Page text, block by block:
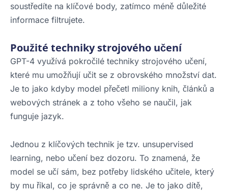
soustředíte na klíčové body, zatímco méně důležité
informace filtrujete.
Použité techniky strojového učení
GPT-4 využívá pokročilé techniky strojového učení,
které mu umožňují učit se z obrovského množství dat.
Je to jako kdyby model přečetl miliony knih, článků a
webových stránek a z toho všeho se naučil, jak
funguje jazyk.
Jednou z klíčových technik je tzv. unsupervised
learning, nebo učení bez dozoru. To znamená, že
model se učí sám, bez potřeby lidského učitele, který
by mu říkal, co je správně a co ne. Je to jako dítě,